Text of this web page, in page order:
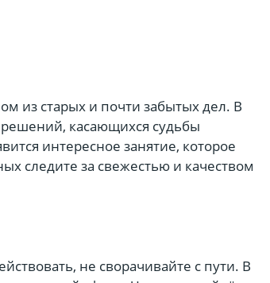
из старых и почти забытых дел. В
касающихся судьбы
интересное занятие, которое
следите за свежестью и качеством
не сворачивайте с пути. В